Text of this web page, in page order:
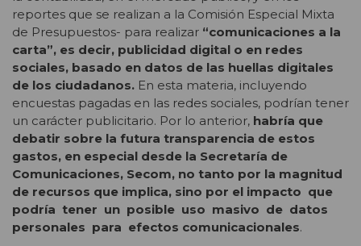
reportes que se realizan a la Comisión Especial Mixta
de Presupuestos- para realizar “comunicaciones a la
carta”, es decir, publicidad digital o en redes
sociales, basado en datos de las huellas digitales
de los ciudadanos. En esta materia, incluyendo
encuestas pagadas en las redes sociales, podrían tener
un carácter publicitario. Por lo anterior, habría que
debatir sobre la futura transparencia de estos
gastos, en especial desde la Secretaría de
Comunicaciones, Secom, no tanto por la magnitud
de recursos que implica, sino por el impacto que
podría tener un posible uso masivo de datos
personales para efectos comunicacionales.